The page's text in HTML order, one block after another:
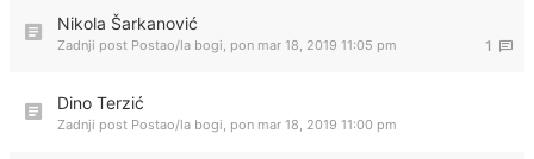
Nikola Šarkanović
1
Zadnji post Postao/la bogi, pon mar 18, 2019 11:05 pm
Dino Terzić
Zadnji post Postao/la bogi, pon mar 18, 2019 11:00 pm